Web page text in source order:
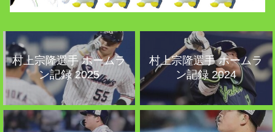
村上宗隆選手 ホームラ
ン記録 2025
村上宗隆選手 ホームラ
ン記録 2024